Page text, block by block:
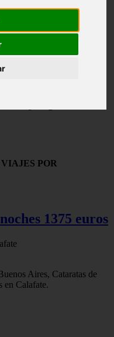
de viajes por argentina y
viajes por
POR
1375 euros
Aires, Cataratas de
en Calafate.